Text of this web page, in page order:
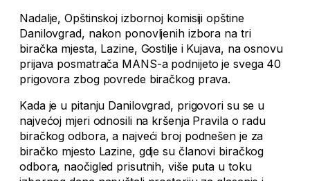
Nadalje, Opštinskoj izbornoj komisiji opštine
Danilovgrad, nakon ponovljenih izbora na tri
biračka mjesta, Lazine, Gostilje i Kujava, na osnovu
prijava posmatrača MANS-a podnijeto je svega 40
prigovora zbog povrede biračkog prava.
Kada je u pitanju Danilovgrad, prigovori su se u
najvećoj mjeri odnosili na kršenja Pravila o radu
biračkog odbora, a najveći broj podnešen je za
biračko mjesto Lazine, gdje su članovi biračkog
odbora, naočigled prisutnih, više puta u toku